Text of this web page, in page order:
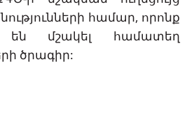
համար, որոնք
են մշակել համատեղ
ծրագիր: